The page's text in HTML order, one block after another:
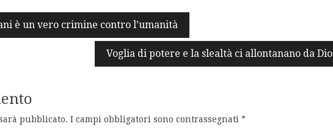
è un vero crimine contro l’umanità
Voglia di potere e la slealtà ci allontanano da Dio
pubblicato. I campi obbligatori sono contrassegnati *